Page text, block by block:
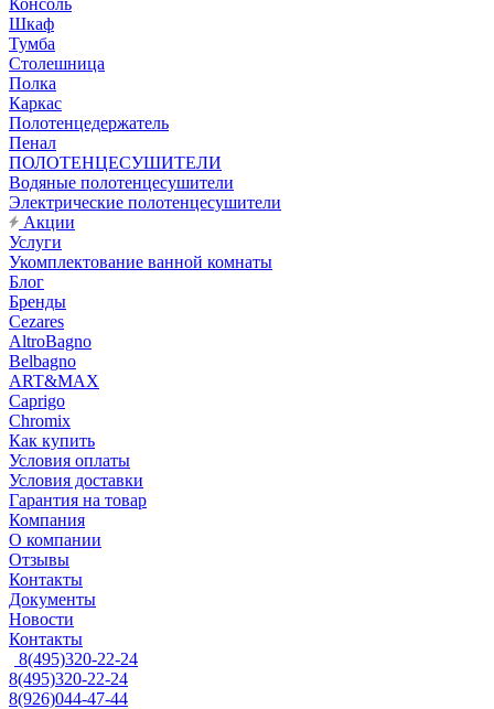
Консоль
Шкаф
Тумба
Столешница
Полка
Каркас
Полотенцедержатель
Пенал
ПОЛОТЕНЦЕСУШИТЕЛИ
Водяные полотенцесушители
Электрические полотенцесушители
Акции
Услуги
Укомплектование ванной комнаты
Блог
Бренды
Cezares
AltroBagno
Belbagno
ART&MAX
Caprigo
Chromix
Как купить
Условия оплаты
Условия доставки
Гарантия на товар
Компания
О компании
Отзывы
Контакты
Документы
Новости
Контакты
8(495)320-22-24
8(495)320-22-24
8(926)044-47-44